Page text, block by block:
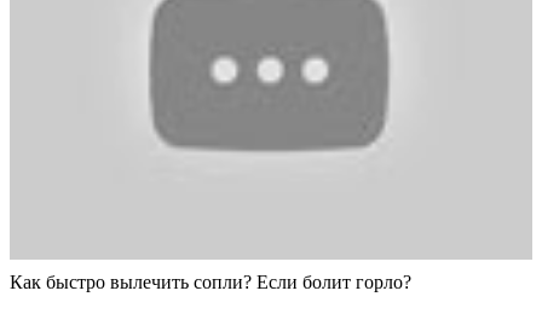
Как быстро вылечить сопли? Если болит горло?